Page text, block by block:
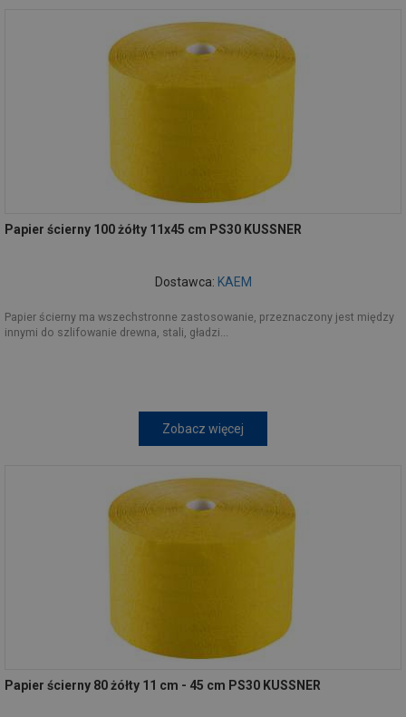
Papier ścierny 100 żółty 11x45 cm PS30 KUSSNER
Dostawca: KAEM
Papier ścierny ma wszechstronne zastosowanie, przeznaczony jest między
innymi do szlifowanie drewna, stali, gładzi...
Zobacz więcej
Papier ścierny 80 żółty 11 cm - 45 cm PS30 KUSSNER